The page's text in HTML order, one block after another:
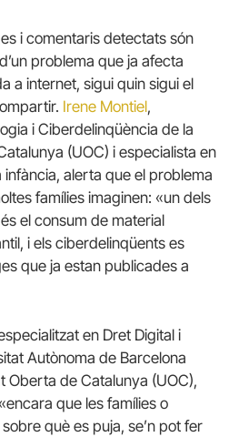
i comentaris detectats són
problema que ja afecta
a internet, sigui quin sigui el
Irene Montiel,
i Ciberdelinqüència de la
(UOC) i especialista en
alerta que el problema
famílies imaginen: «un dels
el consum de material
i els ciberdelinqüents es
que ja estan publicades a
en Dret Digital i
Autònoma de Barcelona
Oberta de Catalunya (UOC),
que les famílies o
què es puja, se’n pot fer